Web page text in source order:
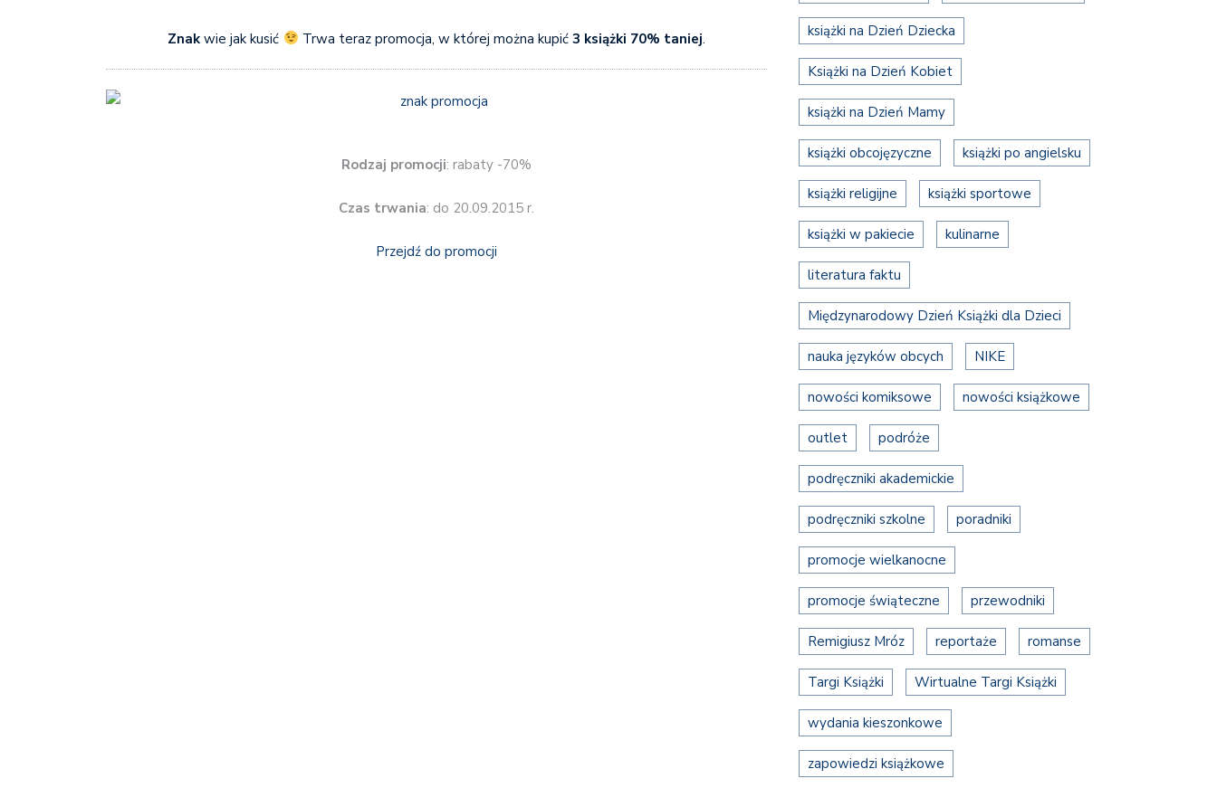
Znak wie jak kusić Trwa teraz promocja, w której można kupić 3 książki 70% taniej.
Rodzaj promocji: rabaty -70%
Czas trwania: do 20.09.2015 r.
Przejdź do promocji
książki na Dzień Dziecka
Książki na Dzień Kobiet
książki na Dzień Mamy
książki obcojęzyczne książki po angielsku
książki religijne książki sportowe
książki w pakiecie kulinarne
literatura faktu
Międzynarodowy Dzień Książki dla Dzieci
nauka języków obcych NIKE
nowości komiksowe nowości książkowe
outlet podróże
podręczniki akademickie
podręczniki szkolne poradniki
promocje wielkanocne
promocje świąteczne przewodniki
Remigiusz Mróz reportaże romanse
Targi Książki Wirtualne Targi Książki
wydania kieszonkowe
zapowiedzi książkowe